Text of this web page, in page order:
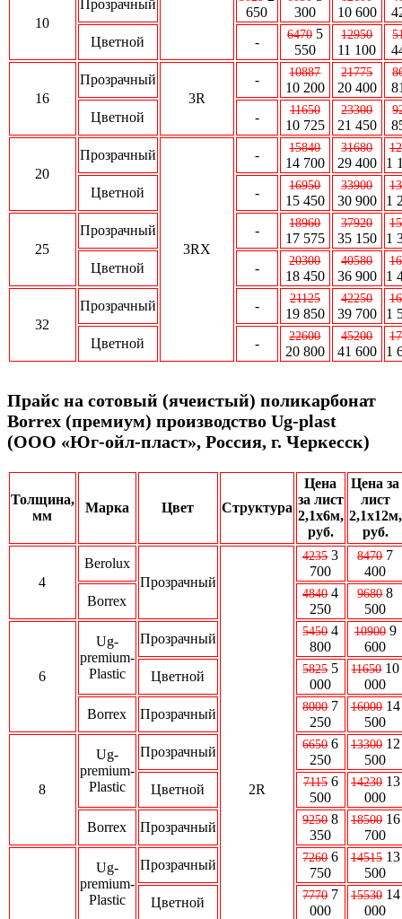
10
Прозрачный
650
300
10 600
Цветной
- 6470 5
550
12950
11 100
16
Прозрачный
3R
- 10887
10 200
21775
20 400
Цветной
- 11650
10 725
23300
21 450
20
Прозрачный
3RX
- 15840
14 700
31680
29 400
1
Цветной
- 16950
15 450
33900
30 900 1
25
Прозрачный - 18960
17 575
37920
35 150
1
Цветной
- 20300
18 450
40580
36 900 1
32
Прозрачный - 21125
19 850
42250
39 700
1
Цветной
- 22600
20 800
45200
41 600 1
Прайс на сотовый (ячеистый) поликарбонат
Borrex (премиум) производство Ug-plast
(ООО «Юг-ойл-пласт», Россия, г. Черкесск)
Толщина,
мм
Марка Цвет Структура
Цена
за лист
2,1х6м,
руб.
Цена за
лист
2,1х12м,
руб.
4
Berolux
Прозрачный
2R
4235 3
700
8470 7
400
Borrex
4840 4
250
9680 8
500
6
Ug-
premium-
Plastic
Прозрачный 5450 4
800
10900 9
600
Цветной
5825 5
000
11650 10
000
Borrex
Прозрачный 8000 7
250
16000 14
500
8
Ug-
premium-
Plastic
Прозрачный 6650 6
250
13300 12
500
Цветной
7115 6
500
14230 13
000
Borrex
Прозрачный 9250 8
350
18500 16
700
Ug-
premium-
Plastic
Прозрачный 7260 6
750
14515 13
500
Цветной
7770 7
000
15530 14
000